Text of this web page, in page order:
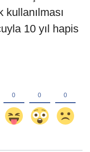
10 yıl hapis